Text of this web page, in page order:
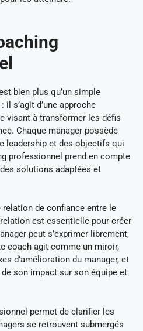
bien plus qu’un simple
s’agit d’une approche
visant à transformer les défis
Chaque manager possède
leadership et des objectifs qui
professionnel prend en compte
solutions adaptées et
relation de confiance entre le
est essentielle pour créer
peut s’exprimer librement,
coach agit comme un miroir,
d’amélioration du manager, et
de son impact sur son équipe et
permet de clarifier les
se retrouvent submergés